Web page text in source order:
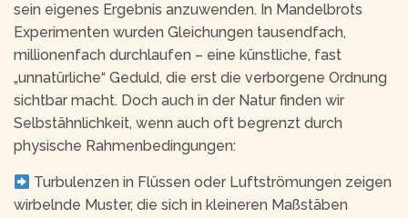
sein eigenes Ergebnis anzuwenden. In Mandelbrots
Experimenten wurden Gleichungen tausendfach,
millionenfach durchlaufen – eine künstliche, fast
„unnatürliche“ Geduld, die erst die verborgene Ordnung
sichtbar macht. Doch auch in der Natur finden wir
Selbstähnlichkeit, wenn auch oft begrenzt durch
physische Rahmenbedingungen:
Turbulenzen in Flüssen oder Luftströmungen zeigen
wirbelnde Muster, die sich in kleineren Maßstäben